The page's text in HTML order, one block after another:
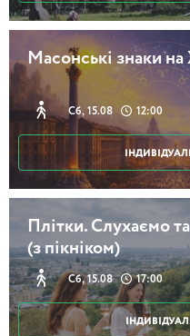
Масонські знаки
Сб, 15.08 12:00
Плітки. Слухаємо
(з пікніком)
Сб, 15.08 17:00